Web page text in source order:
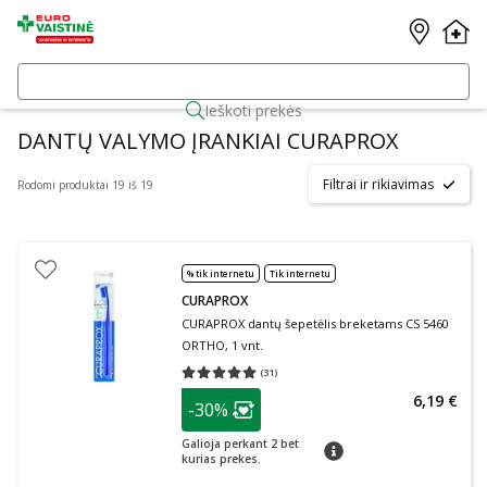
Ieškoti prekės
DANTŲ VALYMO ĮRANKIAI CURAPROX
Rodomi produktai 19 iš 19 Filtrai ir rikiavimas
% tik internetu Tik internetu
CURAPROX
CURAPROX dantų šepetėlis breketams CS 5460
ORTHO, 1 vnt.
(31)
Vidutinis įvertinimas 5.00
patarimas
Lojalumo klubo narių nuolaida
-30%
Galioja perkant 2 bet
kurias prekes.
patarimas
6,19 €